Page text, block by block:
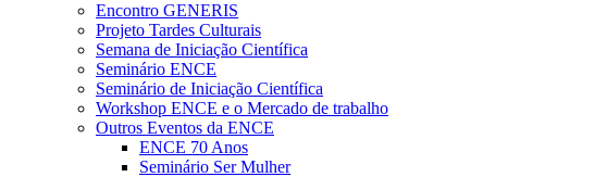
Encontro GENERIS
Projeto Tardes Culturais
Semana de Iniciação Científica
Seminário ENCE
Seminário de Iniciação Científica
Workshop ENCE e o Mercado de trabalho
Outros Eventos da ENCE
ENCE 70 Anos
Seminário Ser Mulher